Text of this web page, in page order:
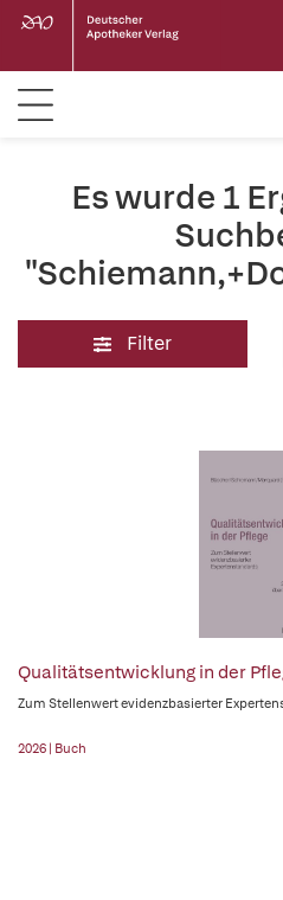
Es wurde 1
Filter
Qualitätsentwicklung in der
Zum Stellenwert evidenzbasierter
2026 | Buch